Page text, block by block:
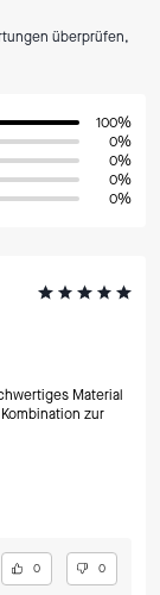
überprüfen,
100%
0%
0%
0%
0%
Material
zur
0 0